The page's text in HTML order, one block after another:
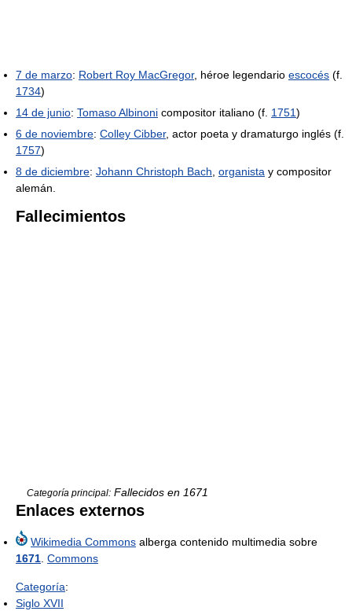
7 de marzo: Robert Roy MacGregor, héroe legendario escocés (f.
1734)
14 de junio: Tomaso Albinoni compositor italiano (f. 1751)
6 de noviembre: Colley Cibber, actor poeta y dramaturgo inglés (f.
1757)
8 de diciembre: Johann Christoph Bach organista y compositor
alemán.
Fallecimientos
Categoría principal: Fallecidos en 1671
Enlaces externos
Wikimedia Commons alberga contenido multimedia sobre
1671. Commons
Categoría:
Siglo XVII